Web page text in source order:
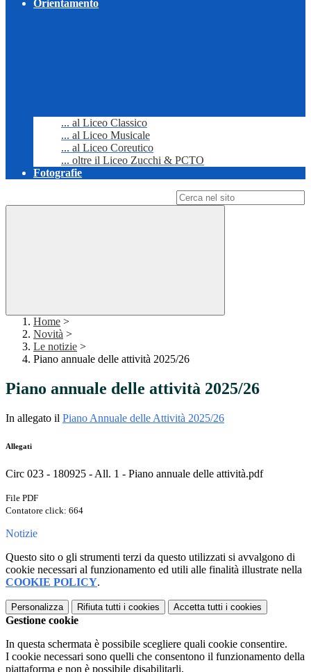
Orientamento
... al Liceo Classico
... al Liceo Musicale
... al Liceo Coreutico
... oltre il Liceo Zucchi & PCTO
Fotografie
Home >
Novità >
Le notizie >
Piano annuale delle attività 2025/26
Piano annuale delle attività 2025/26
In allegato il Piano Annuale delle Attività 2025/26
Allegati
Circ 023 - 180925 - All. 1 - Piano annuale delle attività.pdf
File PDF
Contatore click: 664
Notizie
Questo sito o gli strumenti terzi da questo utilizzati si avvalgono di
cookie necessari al funzionamento ed utili alle finalità illustrate nella
COOKIE POLICY.
Personalizza Rifiuta tutti i cookies Accetta tutti i cookies
Gestione cookie
In questa schermata è possibile scegliere quali cookie consentire.
I cookie necessari sono quelli che consentono il funzionamento della
piattaforma e non è possibile disabilitarli.